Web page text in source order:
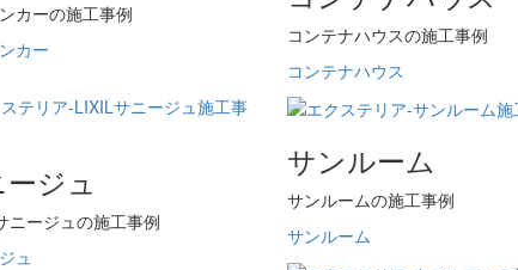
カーの施工事例
カー
コンテナハウスの施工事例
コンテナハウス
ジュ
ニージュの施工事例
ュ
サンルーム
サンルームの施工事例
サンルーム